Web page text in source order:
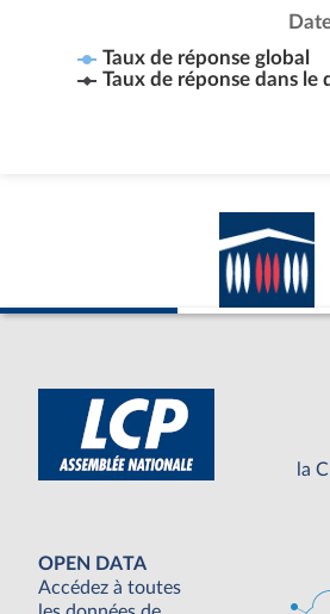
Taux de réponse global
Taux de réponse dans le
la
OPEN DATA
Accédez à toutes